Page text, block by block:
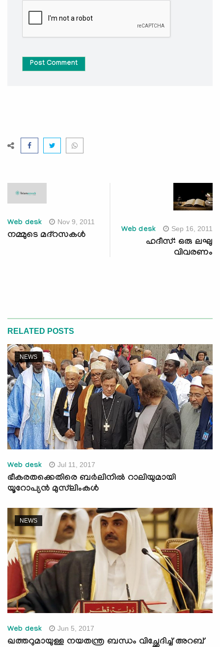
Post Comment
Web desk Nov 9, 2011
നമ്മുടെ മദ്‌റസകള്‍
Web desk Sep 16, 2011
ഹദീസ്: ഒരു ലഘു
വിവരണം
RELATED POSTS
NEWS
Web desk Jul 11, 2017
ഭീകരതക്കെതിരെ ബര്‍ലിനില്‍ റാലിയുമായി
യൂറോപ്യന്‍ മുസ്‌ലിംകള്‍
NEWS
Web desk Jun 5, 2017
ഖത്തറുമായുള്ള നയതന്ത്ര ബന്ധം വിച്ഛേദിച്ച് അറബ്